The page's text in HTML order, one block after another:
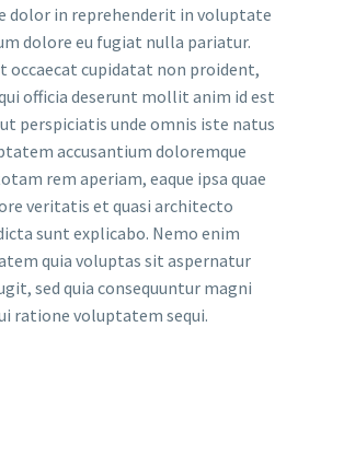
dolor in reprehenderit in voluptate
dolore eu fugiat nulla pariatur.
occaecat cupidatat non proident,
officia deserunt mollit anim id est
perspiciatis unde omnis iste natus
accusantium doloremque
rem aperiam, eaque ipsa quae
veritatis et quasi architecto
sunt explicabo. Nemo enim
quia voluptas sit aspernatur
sed quia consequuntur magni
ratione voluptatem sequi.